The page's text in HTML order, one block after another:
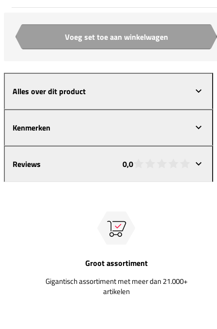
Aantal Voeg set toe aan winkelwagen
Alles over dit product
Kenmerken
Reviews 0,0
Groot assortiment
Gigantisch assortiment met meer dan 21.000+
artikelen